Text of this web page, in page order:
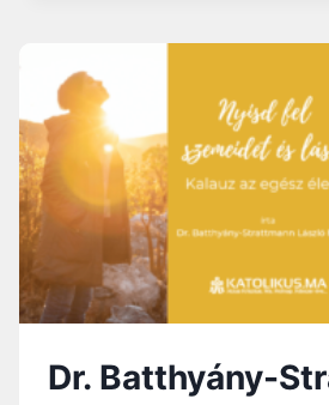
HERCEG:
SZEMEIDET
ÉS
LÁSS!
KALAUZ
AZ
EGÉSZ
ÉLETRE
–
IV.
Dr. Batthyány-